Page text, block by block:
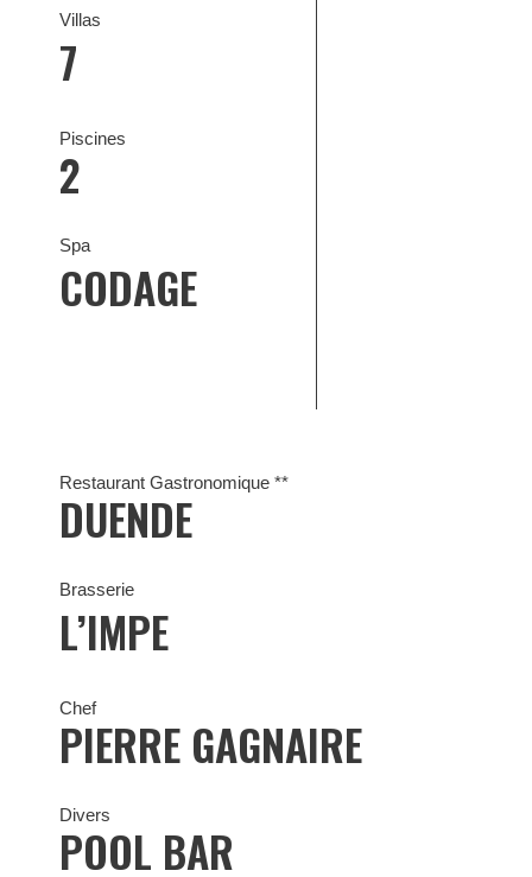
Villas
7
Piscines
2
Spa
CODAGE
Restaurant Gastronomique **
DUENDE
Brasserie
L’IMPE
Chef
PIERRE GAGNAIRE
Divers
POOL BAR